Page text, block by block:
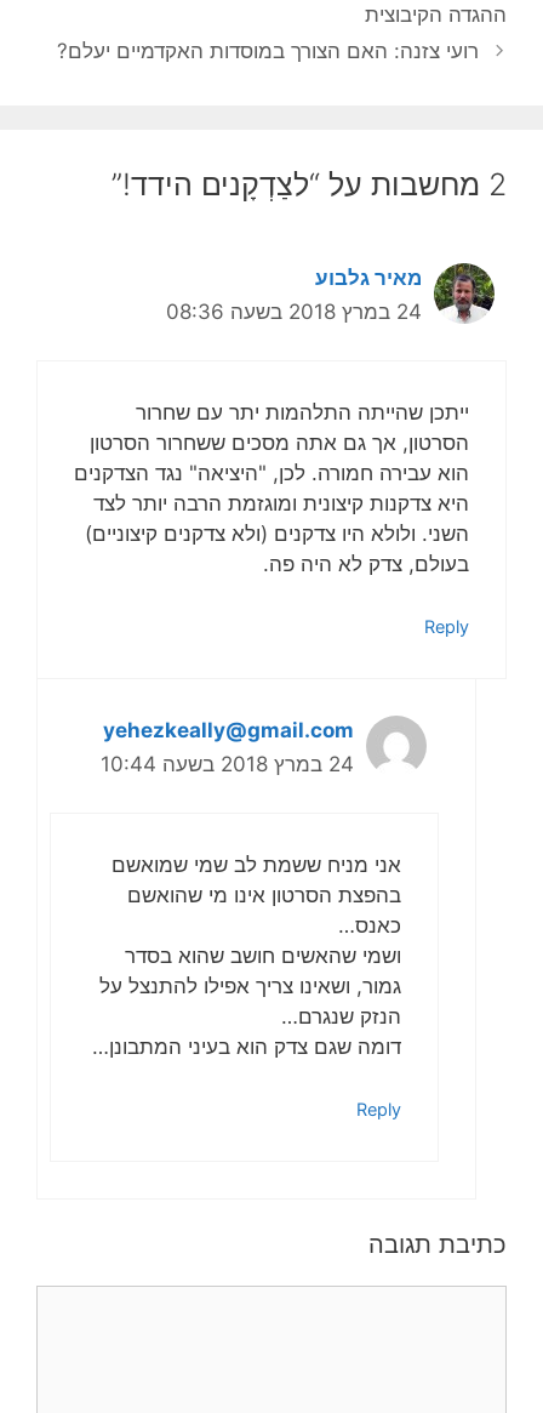
ההגדה הקיבוצית
רועי צזנה: האם הצורך במוסדות האקדמיים יעלם?
2 מחשבות על “לצַדְקָנים הידד!”
מאיר גלבוע
24 במרץ 2018 בשעה 08:36
ייתכן שהייתה התלהמות יתר עם שחרור
הסרטון, אך גם אתה מסכים ששחרור הסרטון
הוא עבירה חמורה. לכן, "היציאה" נגד הצדקנים
היא צדקנות קיצונית ומוגזמת הרבה יותר לצד
השני. ולולא היו צדקנים (ולא צדקנים קיצוניים)
בעולם, צדק לא היה פה.
Reply
yehezkeally@gmail.com
24 במרץ 2018 בשעה 10:44
אני מניח ששמת לב שמי שמואשם
בהפצת הסרטון אינו מי שהואשם
כאנס…
ושמי שהאשים חושב שהוא בסדר
גמור, ושאינו צריך אפילו להתנצל על
הנזק שנגרם…
דומה שגם צדק הוא בעיני המתבונן…
Reply
כתיבת תגובה